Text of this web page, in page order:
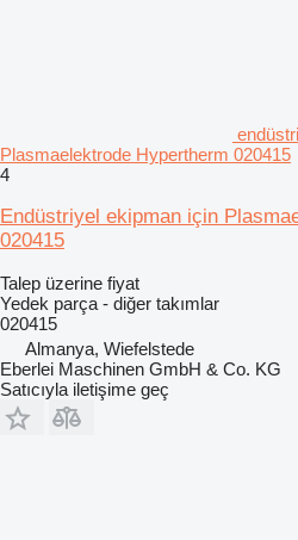
Plasmaelektrode Hypertherm 020415
4
Endüstriyel ekipman için
020415
Talep üzerine fiyat
Yedek parça - diğer takımlar
020415
Almanya, Wiefelstede
Eberlei Maschinen GmbH & Co. KG
Satıcıyla iletişime geç